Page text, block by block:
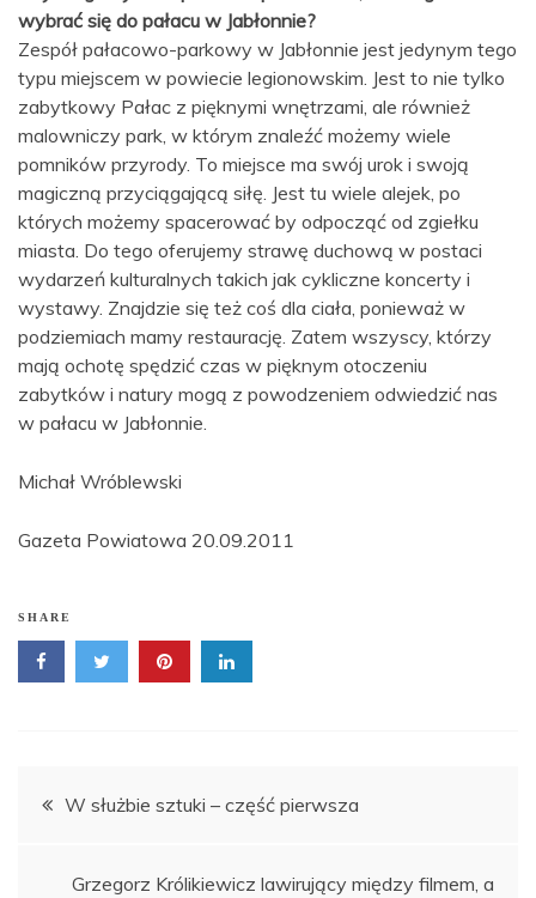
wybrać się do pałacu w Jabłonnie?
Zespół pałacowo-parkowy w Jabłonnie jest jedynym tego
typu miejscem w powiecie legionowskim. Jest to nie tylko
zabytkowy Pałac z pięknymi wnętrzami, ale również
malowniczy park, w którym znaleźć możemy wiele
pomników przyrody. To miejsce ma swój urok i swoją
magiczną przyciągającą siłę. Jest tu wiele alejek, po
których możemy spacerować by odpocząć od zgiełku
miasta. Do tego oferujemy strawę duchową w postaci
wydarzeń kulturalnych takich jak cykliczne koncerty i
wystawy. Znajdzie się też coś dla ciała, ponieważ w
podziemiach mamy restaurację. Zatem wszyscy, którzy
mają ochotę spędzić czas w pięknym otoczeniu
zabytków i natury mogą z powodzeniem odwiedzić nas
w pałacu w Jabłonnie.
Michał Wróblewski
Gazeta Powiatowa 20.09.2011
SHARE
Nawigacja
W służbie sztuki – część pierwsza
Grzegorz Królikiewicz lawirujący między filmem, a